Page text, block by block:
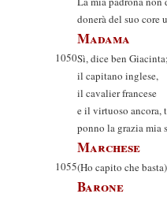
donerà del suo core
Madama
1050Sì, dice ben Giacinta;
il capitano inglese,
il cavalier francese
e il virtuoso ancora,
ponno la grazia mia
Marchese
1055(Ho capito che
Barone